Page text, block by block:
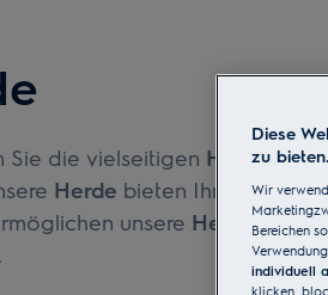
Sie die vielseitigen Herde von
Herde bieten Ihnen eine
unsere Herde
Diese
zu bieten.
Wir
Bereichen
individuell
klicken,